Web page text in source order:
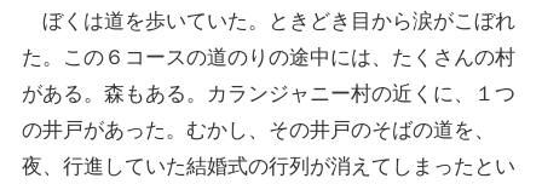
ぼくは道を歩いていた。ときどき目から涙がこぼれ
た。この６コースの道のりの途中には、たくさんの村
がある。森もある。カランジャニー村の近くに、１つ
の井戸があった。むかし、その井戸のそばの道を、
夜、行進していた結婚式の行列が消えてしまったとい